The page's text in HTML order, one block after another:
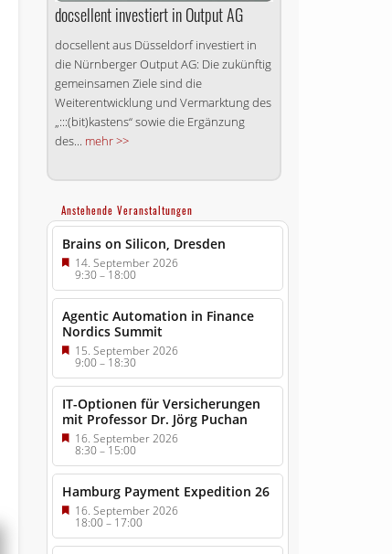
docsellent investiert in Output AG
docsellent aus Düsseldorf investiert in
die Nürnberger Output AG: Die zukünftig
gemeinsamen Ziele sind die
Weiterentwicklung und Vermarktung des
„:::(bit)kastens“ sowie die Ergänzung
des... mehr >>
Anstehende Veranstaltungen
Brains on Silicon, Dresden
14. September 2026
9:30–18:00
Agentic Automation in Finance
Nordics Summit
15. September 2026
9:00–18:30
IT-Optionen für Versicherungen
mit Professor Dr. Jörg Puchan
16. September 2026
8:30–15:00
Hamburg Payment Expedition 26
16. September 2026
18:00– 17:00